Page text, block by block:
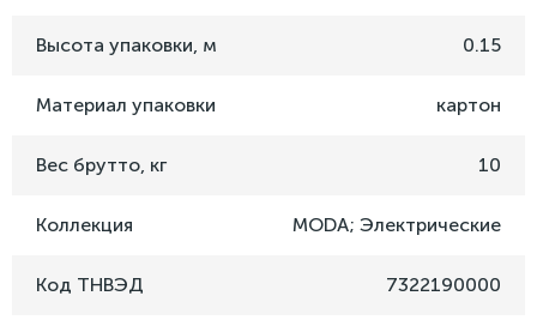
Высота упаковки, м 0.15
Материал упаковки картон
Вес брутто, кг 10
Коллекция MODA; Электрические
Код ТНВЭД 7322190000